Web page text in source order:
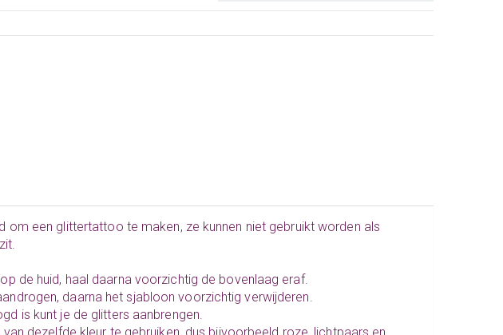
om een glittertattoo te maken, ze kunnen niet gebruikt worden als
de huid, haal daarna voorzichtig de bovenlaag eraf.
daarna het sjabloon voorzichtig verwijderen.
is kunt je de glitters aanbrengen.